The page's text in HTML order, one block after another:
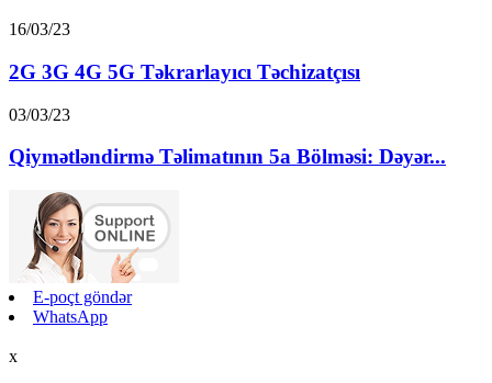
16/03/23
2G 3G 4G 5G Təkrarlayıcı Təchizatçısı
03/03/23
Qiymətləndirmə Təlimatının 5a Bölməsi: Dəyər...
E-poçt göndər
WhatsApp
x